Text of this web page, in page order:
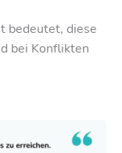
bedeutet, diese
bei Konflikten